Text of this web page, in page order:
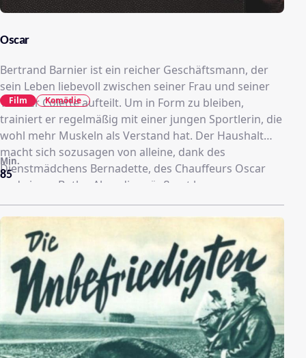
Oscar
Bertrand Barnier ist ein reicher Geschäftsmann, der
sein Leben liebevoll zwischen seiner Frau und seiner
Tochter Colette aufteilt. Um in Form zu bleiben,
trainiert er regelmäßig mit einer jungen Sportlerin, die
wohl mehr Muskeln als Verstand hat. Der Haushalt
macht sich sozusagen von alleine, dank des
Dienstmädchens Bernadette, des Chauffeurs Oscar
und einem Butler. Aber diese äußerst bequeme
Situation ist geradezu dazu bestimmt durcheinander
gebracht zu werden. Und es ist sein Geschäftspartner
und Vertrauter Christian Martin, der die Katastrophe
ins Rollen bringt. Eines Morgens platzt er in Barniers
Schlafzimmer und offenbart ihm, dass er eine
Verdoppelung seines Gehalts fordert, dass er vor hat,
Barniers Tochter zu heiraten, und dass er sowieso ein
reicher Mann sei, weil er Barnier jahrelang bestohlen
hat. Falls sein Wille nicht geschehen würde, müsse er
alle Steuersünden seines Chefs enthüllen.
85
Min.
Film Komödie